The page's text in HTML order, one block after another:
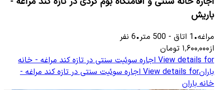
باریش
مراغه•
1 اتاق -
500 متر•
6 نفر
از۱٬۶۰۰٬۰۰۰ تومان
View details for اجاره سوئیت سنتی در تازه کند مراغه - خانه
بارانView details for اجاره سوئیت سنتی در تازه کند مراغه -
خانه باران